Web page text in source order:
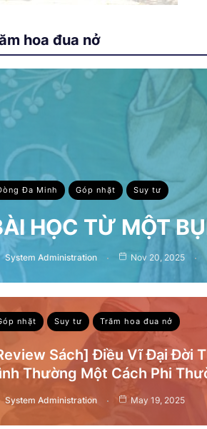
hoa đua nở
Đa Minh Góp nhặt Suy tư
HỌC TỪ MỘT
System Administration Nov 20, 2025
nhặt Suy tư Trăm hoa đua nở
Sách] Điều Vĩ Đại Đời
Thường Một Cách Phi
System Administration May 19, 2025